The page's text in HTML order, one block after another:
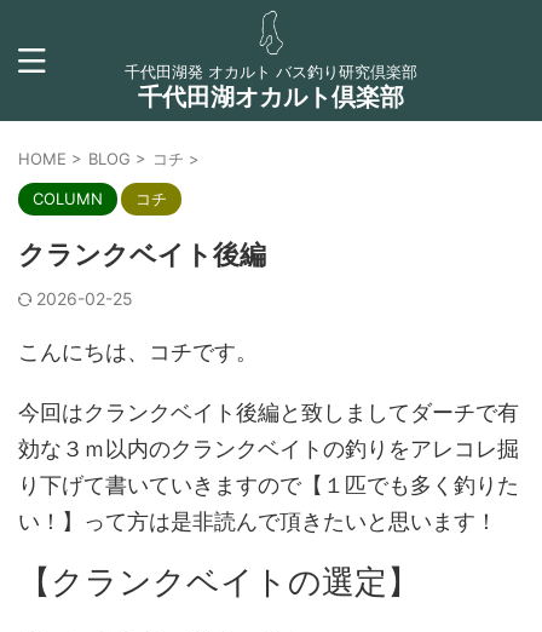
千代田湖発 オカルト バス釣り研究倶楽部
千代田湖オカルト倶楽部
HOME > BLOG > コチ >
COLUMN コチ
クランクベイト後編
2026-02-25
こんにちは、コチです。
今回はクランクベイト後編と致しましてダーチで有
効な３ｍ以内のクランクベイトの釣りをアレコレ掘
り下げて書いていきますので【１匹でも多く釣りた
い！】って方は是非読んで頂きたいと思います！
【クランクベイトの選定】